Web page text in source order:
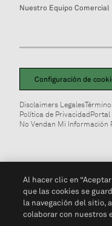
Nuestro Equipo Comercial
Configuración de
Disclaimers Legales
Política de PrivacidadPortal
No Vendan Mi Información
Al hacer clic en
que las cookies se
la navegación del sitio,
colaborar con nuestros